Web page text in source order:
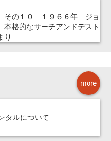
その１０ １９６６年 ジョ
格的なサーチアンドデスト
り
more
タルについて